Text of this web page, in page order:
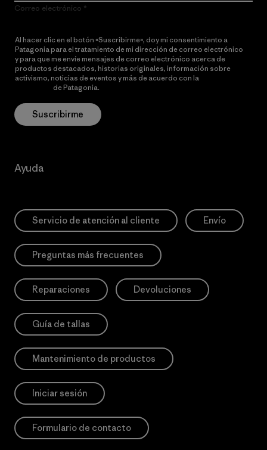
Correo electrónico
Al hacer clic en el botón «Suscribirme», doy mi consentimiento a
Patagonia para el tratamiento de mi dirección de correo electrónico
y para que me envíe mensajes de correo electrónico acerca de
productos destacados, historias originales, información sobre
activismo, noticias de eventos y más de acuerdo con la
de Patagonia.
Suscribirme
Ayuda
Servicio de atención al cliente Envío
Preguntas más frecuentes
Reparaciones Devoluciones
Guía de tallas
Mantenimiento de productos
Iniciar sesión
Formulario de contacto